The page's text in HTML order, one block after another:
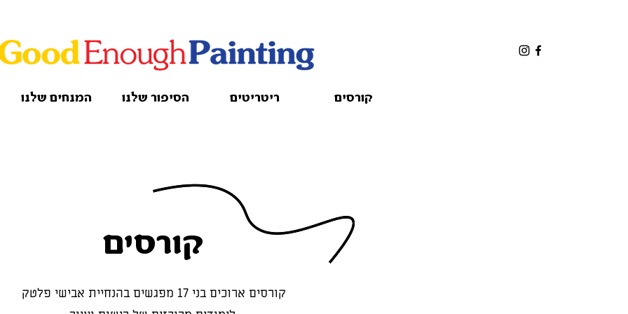
המנחים שלנו הסיפור שלנו ריטריטים קורסים
קורסים ארוכים בני 17 מפגשים בהנחיית אבישי פלטק